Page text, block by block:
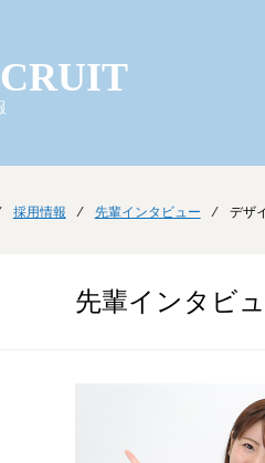
採用情報 ⁄ 先輩インタビュー ⁄ デザ
先輩インタビ